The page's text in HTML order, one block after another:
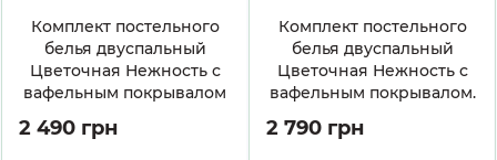
Комплект постельного
белья двуспальный
Цветочная Нежность с
вафельным покрывалом
2 490 грн
Комплект постельного
белья двуспальный
Цветочная Нежность с
вафельным покрывалом.
2 790 грн